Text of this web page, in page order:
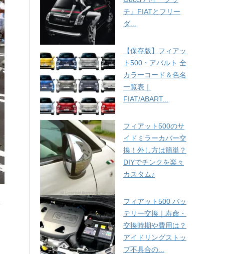
チ』FIATとフリー
ダ...
【保存版】フィアッ
ト500・アバルト 全
カラーコード＆色名
一覧表｜
FIAT/ABART...
フィアット500のサ
イドミラーカバー交
換！外し方は簡単？
DIYでチンクを楽々
カスタム♪
フィアット500 バッ
テリー交換｜寿命・
交換時期や費用は？
アイドリングストッ
プ不具合の...